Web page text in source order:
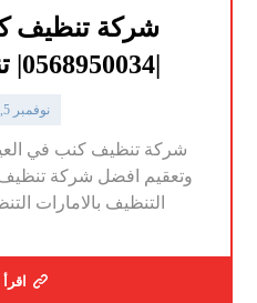
شركة تنظيف
|0568950034| تنظيف وتعقيم
نوفمبر 5, 2024
وتعقيم افضل شركة
التنظيف بالامارات
اقرأ